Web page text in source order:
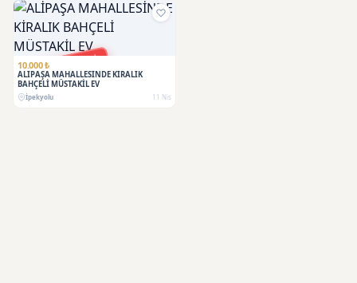
KİRAYA VERİLDİ
10.000 ₺
ALİPAŞA MAHALLESİNDE KİRALIK
BAHÇELİ MÜSTAKİL EV
İpekyolu 11 Nis